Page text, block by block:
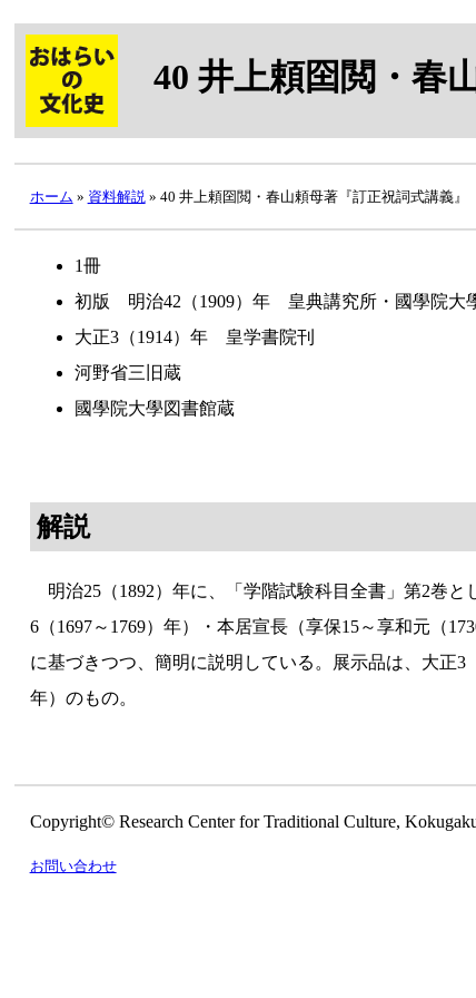
40井上頼囶 閲・春
ホーム » 資料解説 » 40 井上頼囶閲・春山頼母著『訂正祝詞式講義』
1冊
初版 明治42（1909）年 皇典講究所・國學院大
大正3（1914）年 皇学書院刊
河野省三旧蔵
國學院大學図書館蔵
解説
明治25（1892）年に、「学階試験科目全書」第2巻
6（1697～1769）年）・ 本居宣長（享保15～享和元（
に基づきつつ、簡明に説明している。展示品は、大正
年）のもの。
Copyright© Research Center for Traditional Culture,
お問い合わせ